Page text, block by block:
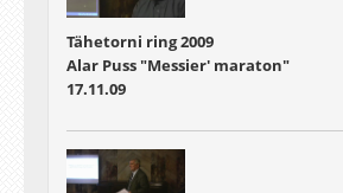
Tähetorni ring 2009
Alar Puss "Messier' maraton"
17.11.09